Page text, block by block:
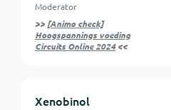
Moderator
>> [Animo check]
Hoogspannings voeding
Circuits Online 2024<<
Xenobinol